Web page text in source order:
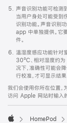
声音识别功能可检测
当用户身处可能受到
识别功能。声音识别
app 中单独提供。它
件。
温湿度感应功能针对
30ºC、相对湿度约
况下，准确性可能会
行校准，才可显示结果
我们会使用你所在位置，
访问 Apple 网站时输入
HomePod